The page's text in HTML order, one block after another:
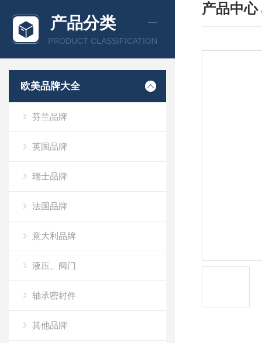
产品分类
PRODUCT CLASSIFICATION
欧美品牌大全
芬兰品牌
英国品牌
瑞士品牌
法国品牌
意大利品牌
液压、阀门
轴承密封件
其他品牌
产品中心